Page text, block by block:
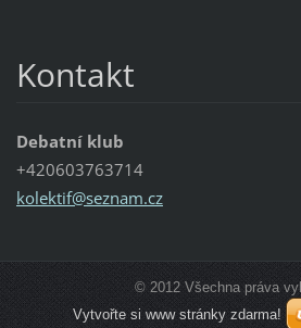
Kontakt
Debatní klub
+420603763714
kolektif@seznam.cz
© 2012 Všechna práva
Vytvořte si www stránky zdarma!